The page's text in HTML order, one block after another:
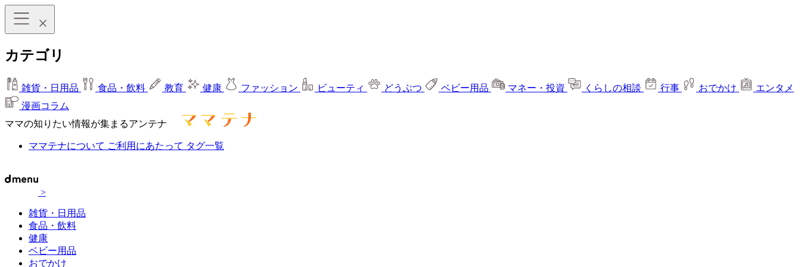
カテゴリ
雑貨・日用品 食品・飲料 教育 健康 ファッション ビューティ どうぶつ ベビー用品 マネー・投資 くらしの相談 行事 おでかけ
エンタメ
漫画コラム
ママの知りたい情報が集まるアンテナ
ママテナについて ご利用にあたって タグ一覧
>
雑貨・日用品
食品・飲料
健康
ベビー用品
おでかけ